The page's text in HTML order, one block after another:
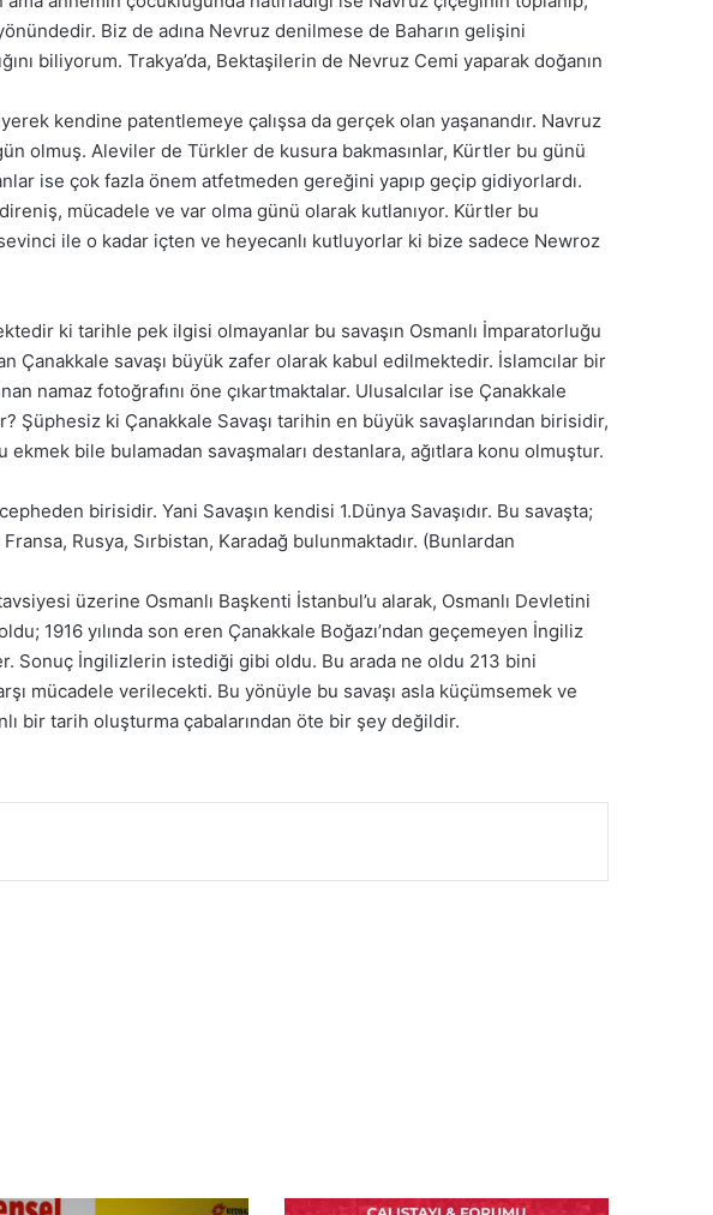
Biz de adına Nevruz denilmese de Baharın gelişini
biliyorum. Trakya’da, Bektaşilerin de Nevruz Cemi yaparak doğanın
kendine patentlemeye çalışsa da gerçek olan yaşanandır. Navruz
olmuş. Aleviler de Türkler de kusura bakmasınlar, Kürtler bu günü
ise çok fazla önem atfetmeden gereğini yapıp geçip gidiyorlardı.
mücadele ve var olma günü olarak kutlanıyor. Kürtler bu
ile o kadar içten ve heyecanlı kutluyorlar ki bize sadece Newroz
ki tarihle pek ilgisi olmayanlar bu savaşın Osmanlı İmparatorluğu
Çanakkale savaşı büyük zafer olarak kabul edilmektedir. İslamcılar bir
namaz fotoğrafını öne çıkartmaktalar. Ulusalcılar ise Çanakkale
Şüphesiz ki Çanakkale Savaşı tarihin en büyük savaşlarından birisidir,
bile bulamadan savaşmaları destanlara, ağıtlara konu olmuştur.
birisidir. Yani Savaşın kendisi 1.Dünya Savaşıdır. Bu savaşta;
Rusya, Sırbistan, Karadağ bulunmaktadır. (Bunlardan
üzerine Osmanlı Başkenti İstanbul’u alarak, Osmanlı Devletini
1916 yılında son eren Çanakkale Boğazı’ndan geçemeyen İngiliz
Sonuç İngilizlerin istediği gibi oldu. Bu arada ne oldu 213 bini
mücadele verilecekti. Bu yönüyle bu savaşı asla küçümsemek ve
bir tarih oluşturma çabalarından öte bir şey değildir.